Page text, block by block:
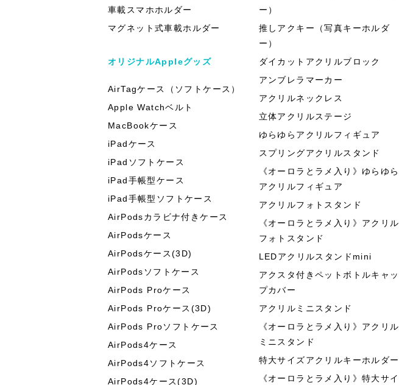
車載スマホホルダー
マグネット式車載ホルダー
オリジナルAppleグッズ
AirTagケース（ソフトケース）
Apple Watchベルト
MacBookケース
iPadケース
iPadソフトケース
iPad手帳型ケース
iPad手帳型ソフトケース
AirPodsカラビナ付きケース
AirPodsケース
AirPodsケース(3D)
AirPodsソフトケース
AirPods Proケース
AirPods Proケース(3D)
AirPods Proソフトケース
AirPods4ケース
AirPods4ソフトケース
AirPods4ケース(3D)
ー）
推しアクキー（写真キーホルダ
ー）
ダイカットアクリルブロック
アンブレラマーカー
アクリルネックレス
立体アクリルステージ
ゆらゆらアクリルフィギュア
スプリングアクリルスタンド
《オーロラとラメ入り》ゆらゆら
アクリルフィギュア
アクリルフォトスタンド
《オーロラとラメ入り》アクリル
フォトスタンド
LEDアクリルスタンドmini
アクスタ付きペットボトルキャッ
プカバー
アクリルミニスタンド
《オーロラとラメ入り》アクリル
ミニスタンド
特大サイズアクリルキーホルダー
《オーロラとラメ入り》特大サイ